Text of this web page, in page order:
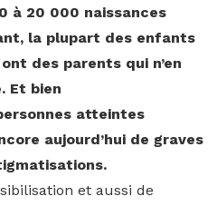
à 20 000 naissances
la plupart des enfants
des parents qui n’en
Et bien
atteintes
aujourd’hui de graves
et aussi de